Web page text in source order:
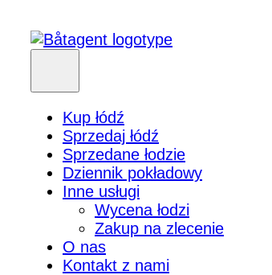
Kup łódź
Sprzedaj łódź
Sprzedane łodzie
Dziennik pokładowy
Inne usługi
Wycena łodzi
Zakup na zlecenie
O nas
Kontakt z nami